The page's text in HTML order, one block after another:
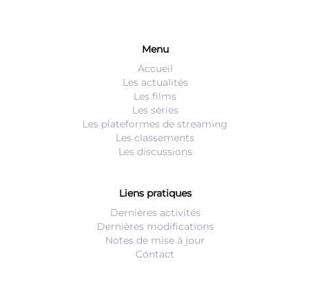
Menu
Accueil
Les actualités
Les films
Les séries
Les plateformes de streaming
Les classements
Les discussions
Liens pratiques
Dernières activités
Dernières modifications
Notes de mise à jour
Contact